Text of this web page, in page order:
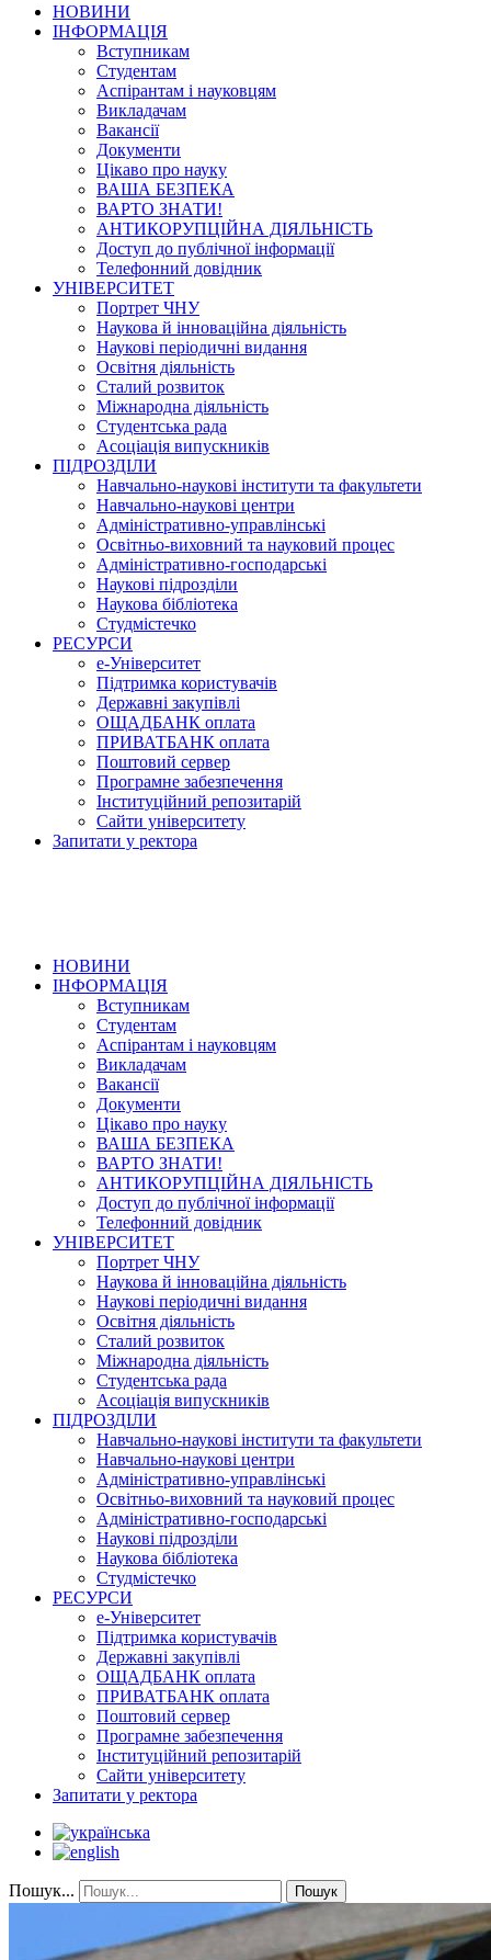
НОВИНИ
ІНФОРМАЦІЯ
Вступникам
Студентам
Аспірантам і науковцям
Викладачам
Вакансії
Документи
Цікаво про науку
ВАША БЕЗПЕКА
ВАРТО ЗНАТИ!
АНТИКОРУПЦІЙНА ДІЯЛЬНІСТЬ
Доступ до публічної інформації
Телефонний довідник
УНІВЕРСИТЕТ
Портрет ЧНУ
Наукова й інноваційна діяльність
Наукові періодичні видання
Освітня діяльність
Сталий розвиток
Міжнародна діяльність
Студентська рада
Асоціація випускників
ПІДРОЗДІЛИ
Навчально-наукові інститути та факультети
Навчально-наукові центри
Адміністративно-управлінські
Освітньо-виховний та науковий процес
Адміністративно-господарські
Наукові підрозділи
Наукова бібліотека
Студмістечко
РЕСУРСИ
е-Університет
Підтримка користувачів
Державні закупівлі
ОЩАДБАНК оплата
ПРИВАТБАНК оплата
Поштовий сервер
Програмне забезпечення
Інституційний репозитарій
Сайти університету
Запитати у ректора
НОВИНИ
ІНФОРМАЦІЯ
Вступникам
Студентам
Аспірантам і науковцям
Викладачам
Вакансії
Документи
Цікаво про науку
ВАША БЕЗПЕКА
ВАРТО ЗНАТИ!
АНТИКОРУПЦІЙНА ДІЯЛЬНІСТЬ
Доступ до публічної інформації
Телефонний довідник
УНІВЕРСИТЕТ
Портрет ЧНУ
Наукова й інноваційна діяльність
Наукові періодичні видання
Освітня діяльність
Сталий розвиток
Міжнародна діяльність
Студентська рада
Асоціація випускників
ПІДРОЗДІЛИ
Навчально-наукові інститути та факультети
Навчально-наукові центри
Адміністративно-управлінські
Освітньо-виховний та науковий процес
Адміністративно-господарські
Наукові підрозділи
Наукова бібліотека
Студмістечко
РЕСУРСИ
е-Університет
Підтримка користувачів
Державні закупівлі
ОЩАДБАНК оплата
ПРИВАТБАНК оплата
Поштовий сервер
Програмне забезпечення
Інституційний репозитарій
Сайти університету
Запитати у ректора
Пошук... Пошук